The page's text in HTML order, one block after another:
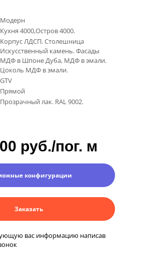
Модерн
Кухня 4000,Остров 4000.
Корпус ЛДСП. Столешница
Искусственный камень. Фасады
МДФ в Шпоне Дуба, МДФ в эмали.
Цоколь МДФ в эмали.
GTV
Прямой
Прозрачный лак. RAL 9002.
руб./пог. м
конфигурации
Заказать
вас информацию написав